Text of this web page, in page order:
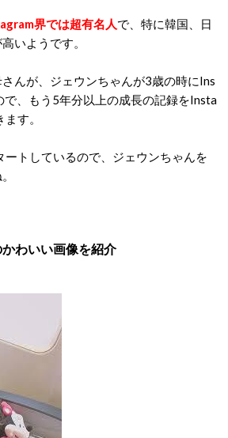
界では超有名人で、特に韓国、日
いようです。
んが、ジェウンちゃんが3歳の時にIns
、もう5年分以上の成長の記録をInsta
す。
ートしているので、ジェウンちゃんを
わいい画像を紹介